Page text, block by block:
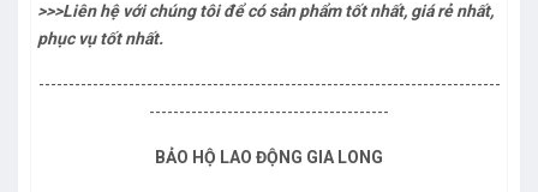
>>>Liên hệ với chúng tôi để có sản phẩm tốt nhất, giá rẻ nhất,
phục vụ tốt nhất.
-----------------------------------------------------------------------------
----------------------------------------
BẢO HỘ LAO ĐỘNG GIA LONG